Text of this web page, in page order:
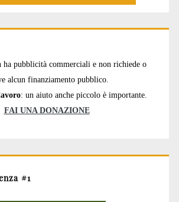
ha pubblicità commerciali e non richiede o
alcun finanziamento pubblico.
: un aiuto anche piccolo è importante.
FAI UNA DONAZIONE
#1